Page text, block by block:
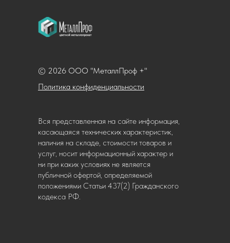
Политика конфиденциальности
© 2026 ООО "МеталлПроф +"
Вся представленная на сайте информация,
касающаяся технических характеристик,
наличия на складе, стоимости товаров и
услуг, носит информационный характер и
ни при каких условиях не является
публичной офертой, определяемой
положениями Статьи 437(2) Гражданского
кодекса РФ.